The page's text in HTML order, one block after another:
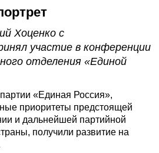
Хоценко с
участие в конференции
отделения «Единой
«Единая Россия»,
приоритеты предстоящей
и дальнейшей партийной
получили развитие на